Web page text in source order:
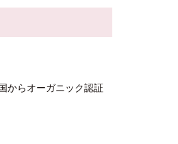
からオーガニック認証